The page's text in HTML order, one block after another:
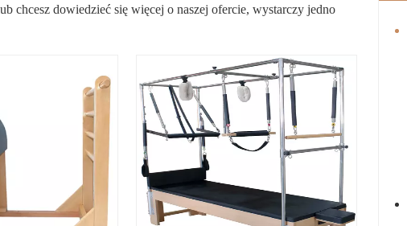
chcesz dowiedzieć się więcej o naszej ofercie, wystarczy jedno